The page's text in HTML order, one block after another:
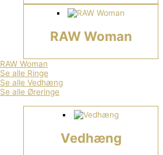
RAW Woman
RAW Woman
Se alle Ringe
Se alle Vedhæng
Se alle Øreringe
Vedhæng